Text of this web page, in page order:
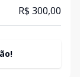
R$ 300,00